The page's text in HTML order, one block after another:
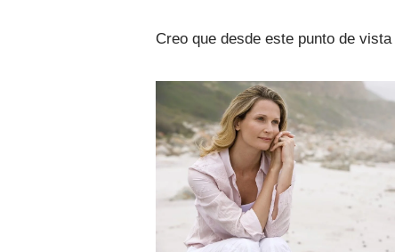
Creo que desde este punto de